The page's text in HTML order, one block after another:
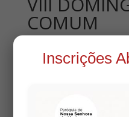
COMUM
Inscrições